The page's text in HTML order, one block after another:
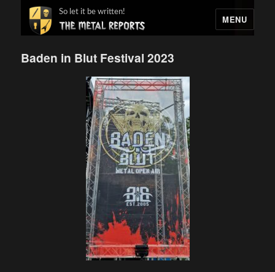
MENU
So let it be written!
Baden in Blut Festival 2023